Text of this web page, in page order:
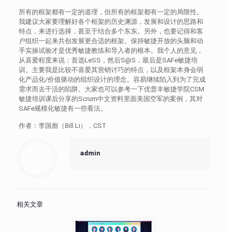
所有的框架都有一定的道理，但所有的框架都有一定的局限性。
我建议大家要理解好各个框架的历史渊源，发展和设计的思路和
特点，来进行选择，甚至于结合多个东东。另外，也要记得和客
户组织一起来共创发展更合适的框架。保持敏捷开放的头脑和动
手实操试验才是优秀敏捷教练和导入者的根本。我个人的意见，
从喜爱程度来说：首选LeSS，然后S@S，最后是SAFe敏捷培
训。主要我是比较不喜爱其营销讨巧的特点，以及框架本身会弱
化产品化/价值驱动的组织设计的理念。容易继续陷入到为了完成
需求而去干活的陷阱。大家也可以参考一下优普丰敏捷学院CSM
敏捷培训课后分享的Scrum中文资料里面美国空军的案例，其对
SAFe规模化敏捷有一些看法。
作者：李国彪（Bill Li），CST
admin
相关文章